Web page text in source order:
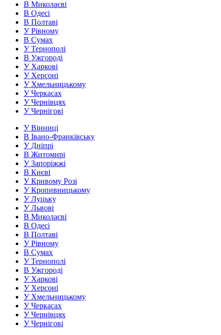
В Миколаєві
В Одесі
В Полтаві
У Рівному
В Сумах
У Тернополі
В Ужгороді
У Харкові
У Херсоні
У Хмельницькому
У Черкасах
У Чернівцях
У Чернігові
У Вінниці
В Івано-Франківську
У Дніпрі
В Житомирі
У Запоріжжі
В Києві
У Кривому Розі
У Кропивницькому
У Луцьку
У Львові
В Миколаєві
В Одесі
В Полтаві
У Рівному
В Сумах
У Тернополі
В Ужгороді
У Харкові
У Херсоні
У Хмельницькому
У Черкасах
У Чернівцях
У Чернігові